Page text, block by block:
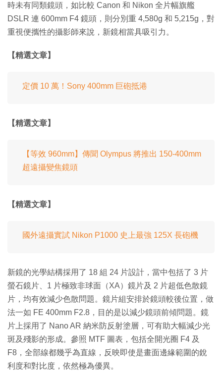
時未有同類鏡頭，如比較 Canon 和 Nikon 全片幅旗艦
DSLR 連 600mm F4 鏡頭，則分別重 4,580g 和 5,215g，對
重視便攜性的攝影師來說，新鏡相當具吸引力。
【精選文章】
定價 10 萬！Sony 400mm 巨砲抵港
【精選文章】
【等效 960mm】傳聞 Olympus 將推出 150-400mm
超遠攝變焦鏡頭
【精選文章】
國外遠攝實試 Nikon P1000 史上最強 125X 長砲機
新鏡的光學結構採用了 18 組 24 片設計，當中包括了 3 片
螢石鏡片、1 片極致非球面（XA）鏡片及 2 片超低色散鏡
片，均有效減少色散問題。鏡片組安排於鏡頭較後位置，做
法一如 FE 400mm F2.8，目的是以減少鏡頭前傾問題。鏡
片上採用了 Nano AR 納米防反射塗層，可有助大幅減少光
斑及殘影的形成。參照 MTF 圖表，包括全開光圈 F4 及
F8，全部線都幾乎為直線，反映即使是畫面邊緣範圍的銳
利度和對比度，依然極為優異。